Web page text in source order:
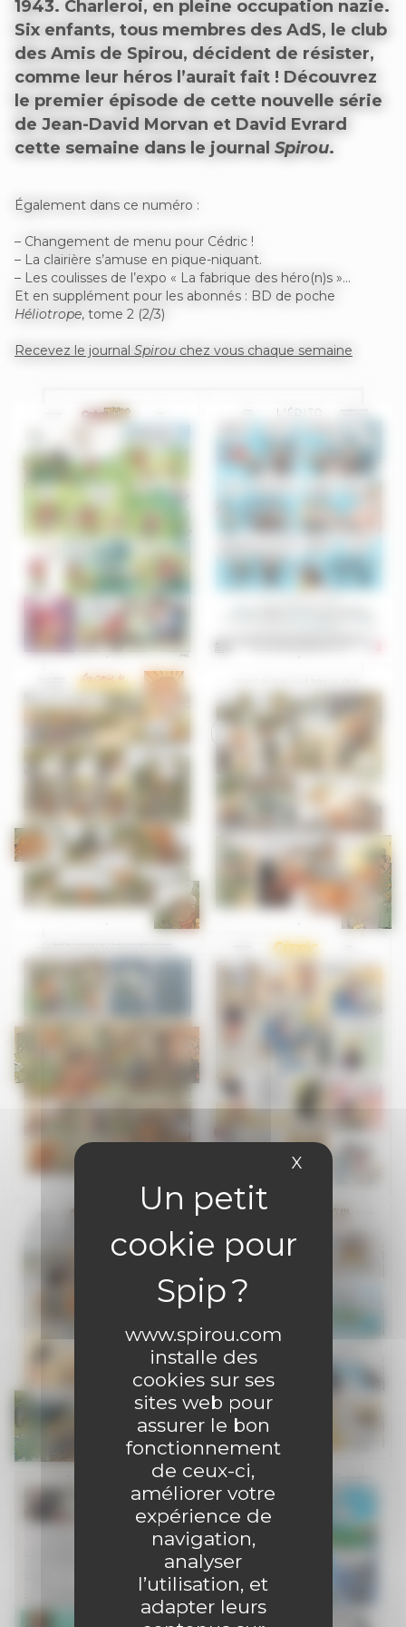
www.spirou.com
installe des
cookies sur ses
sites web pour
assurer le bon
fonctionnement
de ceux-ci,
améliorer votre
expérience de
navigation,
analyser
l’utilisation, et
adapter leurs
X Masquer le
1943. Charleroi, en pleine occupation nazie.
Six enfants, tous membres des AdS, le club
des Amis de Spirou, décident de résister,
comme leur héros l’aurait fait ! Découvrez
le premier épisode de cette nouvelle série
de Jean-David Morvan et David Evrard
cette semaine dans le journal Spirou.
Également dans ce numéro :
– Changement de menu pour Cédric !
– La clairière s’amuse en pique-niquant.
– Les coulisses de l’expo « La fabrique des héro(n)s »…
Et en supplément pour les abonnés : BD de poche
Héliotrope, tome 2 (2/3)
Recevez le journal Spirou chez vous chaque semaine